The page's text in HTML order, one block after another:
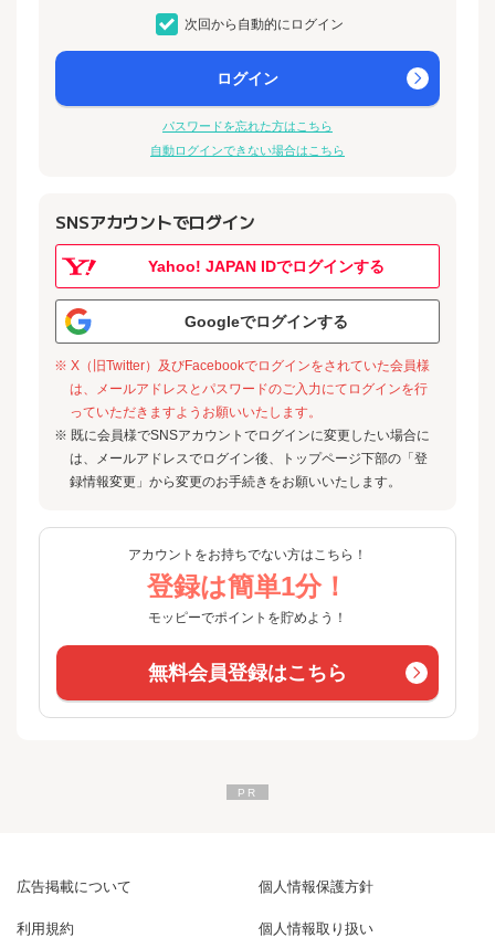
次回から自動的にログイン
ログイン
パスワードを忘れた方はこちら
自動ログインできない場合はこちら
SNSアカウントでログイン
Yahoo! JAPAN IDでログインする
Googleでログインする
※ X（旧Twitter）及びFacebookでログインをされていた会員様
は、メールアドレスとパスワードのご入力にてログインを行
っていただきますようお願いいたします。
※ 既に会員様でSNSアカウントでログインに変更したい場合に
は、メールアドレスでログイン後、トップページ下部の「登
録情報変更」から変更のお手続きをお願いいたします。
アカウントをお持ちでない方はこちら！
登録は簡単1分！
モッピーでポイントを貯めよう！
無料会員登録はこちら
広告掲載について 個人情報保護方針
利用規約 個人情報取り扱い